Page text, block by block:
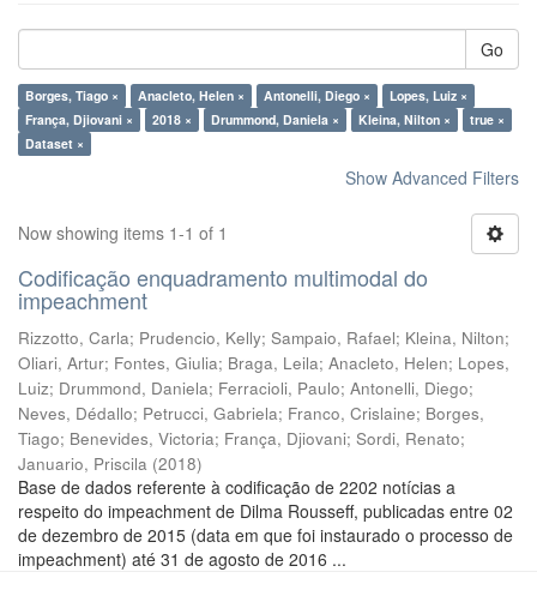
Go
Borges, Tiago × Anacleto, Helen × Antonelli, Diego ×
Lopes, Luiz ×
França, Djiovani ×
2018 × Drummond, Daniela × Kleina, Nilton ×
true ×
Dataset ×
Show Advanced Filters
Now showing items 1-1 of 1
Codificação enquadramento multimodal do
impeachment
Rizzotto, Carla; Prudencio, Kelly; Sampaio, Rafael; Kleina, Nilton;
Oliari, Artur; Fontes, Giulia; Braga, Leila; Anacleto, Helen; Lopes,
Luiz; Drummond, Daniela; Ferracioli, Paulo; Antonelli, Diego;
Neves, Dédallo; Petrucci, Gabriela; Franco, Crislaine; Borges,
Tiago; Benevides, Victoria; França, Djiovani; Sordi, Renato;
Januario, Priscila (2018)
Base de dados referente à codificação de 2202 notícias a
respeito do impeachment de Dilma Rousseff, publicadas entre 02
de dezembro de 2015 (data em que foi instaurado o processo de
impeachment) até 31 de agosto de 2016 ...